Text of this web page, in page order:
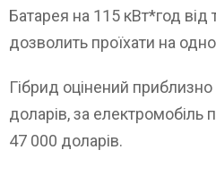
Батарея на 115 кВт*год від
дозволить проїхати на
Гібрид оцінений
доларів, за електромобіль
47 000 доларів.